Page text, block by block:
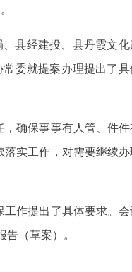
县经建投、县丹霞文
委就提案办理提出了具
确保事事有人管、件
实工作，对需要继续
作提出了具体要求。
（草案）。